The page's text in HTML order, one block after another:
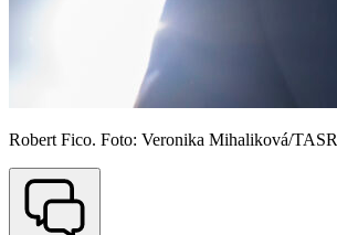
Robert Fico. Foto: Veronika Mihaliková/TASR